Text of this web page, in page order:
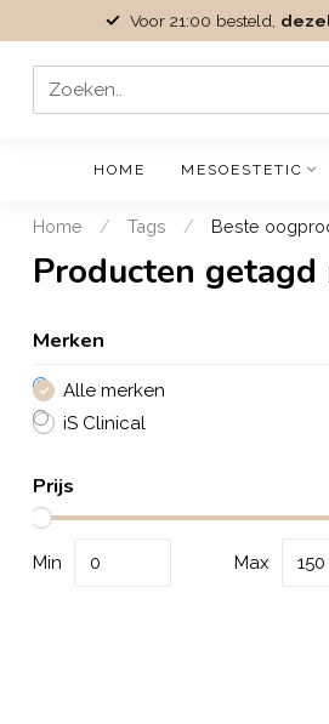
Voor 21:00 besteld,
HOME MESOESTETIC
Home / Tags / Beste
Producten
Merken
Alle merken
iS Clinical
Prijs
Min Max